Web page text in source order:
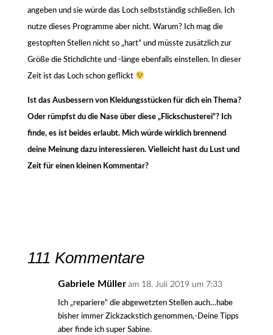
angeben und sie würde das Loch selbstständig schließen. Ich
nutze dieses Programme aber nicht. Warum? Ich mag die
gestopften Stellen nicht so „hart“ und müsste zusätzlich zur
Größe die Stichdichte und -länge ebenfalls einstellen. In dieser
Zeit ist das Loch schon geflickt
Ist das Ausbessern von Kleidungsstücken für dich ein Thema?
Oder rümpfst du die Nase über diese „Flickschusterei“? Ich
finde, es ist beides erlaubt. Mich würde wirklich brennend
deine Meinung dazu interessieren. Vielleicht hast du Lust und
Zeit für einen kleinen Kommentar?
111 Kommentare
Gabriele Müller am 18. Juli 2019 um 7:33
Ich „repariere“ die abgewetzten Stellen auch…habe
bisher immer Zickzackstich genommen,-Deine Tipps
aber finde ich super Sabine.